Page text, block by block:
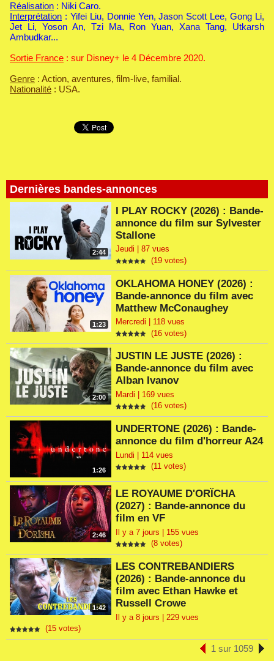
Dernières bandes-annonces
2:44
I PLAY ROCKY (2026) : Bande-
annonce du film sur Sylvester
Stallone
Jeudi | 87 vues
(19 votes)
1:23
OKLAHOMA HONEY (2026) :
Bande-annonce du film avec
Matthew McConaughey
Mercredi | 118 vues
(16 votes)
2:00
JUSTIN LE JUSTE (2026) :
Bande-annonce du film avec
Alban Ivanov
Mardi | 169 vues
(16 votes)
1:26
UNDERTONE (2026) : Bande-
annonce du film d'horreur A24
Lundi | 114 vues
(11 votes)
2:46
LE ROYAUME D'ORÏCHA
(2027) : Bande-annonce du
film en VF
Il y a 7 jours | 155 vues
(8 votes)
1:42
LES CONTREBANDIERS
(2026) : Bande-annonce du
film avec Ethan Hawke et
Russell Crowe
Il y a 8 jours | 229 vues
(15 votes)
1 sur 1059
Réalisation : Niki Caro.
Interprétation : Yifei Liu, Donnie Yen, Jason Scott Lee, Gong Li,
Jet Li, Yoson An, Tzi Ma, Ron Yuan, Xana Tang, Utkarsh
Ambudkar...
Sortie France : sur Disney+ le 4 Décembre 2020.
Genre : Action, aventures, film-live, familial.
Nationalité : USA.